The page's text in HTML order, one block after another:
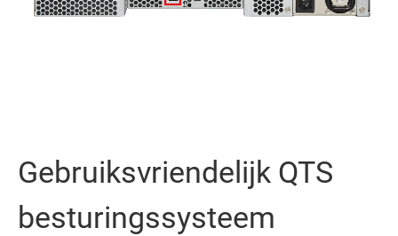
Gebruiksvriendelijk QTS
besturingssysteem